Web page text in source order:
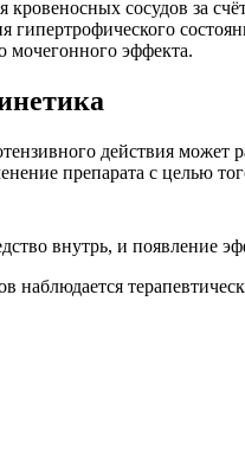
кровеносных сосудов за
гипертрофического
мочегонного эффекта.
действия может
препарата с целью
внутрь, и появление
наблюдается